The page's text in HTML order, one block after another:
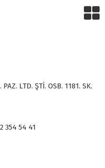
LTD. ŞTİ. OSB. 1181. SK.
354 54 41